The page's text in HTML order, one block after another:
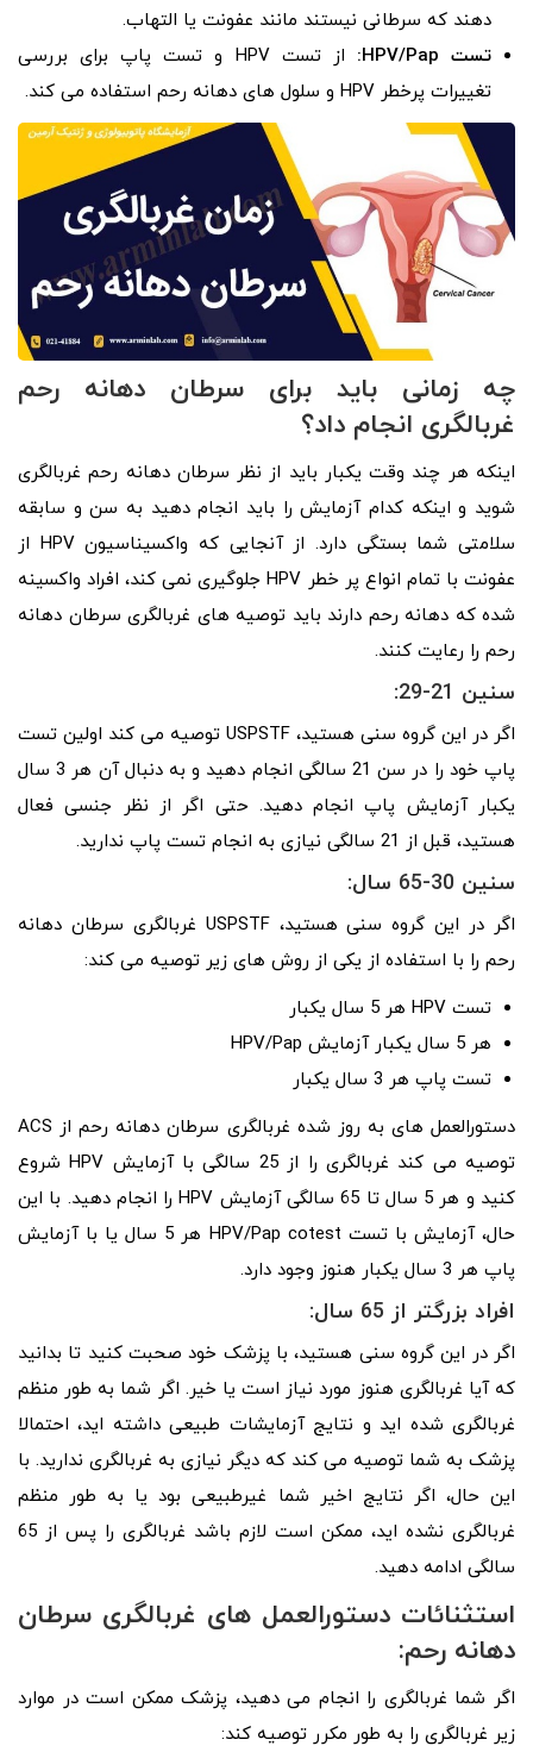
دهند که سرطانی نیستند مانند عفونت یا التهاب.
تست HPV/Pap
:
از تست HPV و تست پاپ برای بررسی
تغییرات پرخطر HPV و سلول های دهانه رحم استفاده می کند.
چه زمانی باید برای سرطان دهانه رحم
غربالگری انجام داد؟
اینکه هر چند وقت یکبار باید از نظر سرطان دهانه رحم غربالگری
شوید و اینکه کدام آزمایش را باید انجام دهید به سن و سابقه
سلامتی شما بستگی دارد. از آنجایی که واکسیناسیون HPV از
عفونت با تمام انواع پر خطر HPV جلوگیری نمی کند، افراد واکسینه
شده که دهانه رحم دارند باید توصیه های غربالگری سرطان دهانه
رحم را رعایت کنند.
سنین 21-29:
اگر در این گروه سنی هستید، USPSTF توصیه می کند اولین تست
پاپ خود را در سن 21 سالگی انجام دهید و به دنبال آن هر 3 سال
یکبار آزمایش پاپ انجام دهید. حتی اگر از نظر جنسی فعال
هستید، قبل از 21 سالگی نیازی به انجام تست پاپ ندارید.
سنین 30-65 سال:
اگر در این گروه سنی هستید، USPSTF غربالگری سرطان دهانه
رحم را با استفاده از یکی از روش های زیر توصیه می کند:
تست HPV هر 5 سال یکبار
هر 5 سال یکبار آزمایش HPV/Pap
تست پاپ هر 3 سال یکبار
دستورالعمل های به روز شده غربالگری سرطان دهانه رحم از ACS
توصیه می کند غربالگری را از 25 سالگی با آزمایش HPV شروع
کنید و هر 5 سال تا 65 سالگی آزمایش HPV را انجام دهید. با این
حال، آزمایش با تست HPV/Pap cotest هر 5 سال یا با آزمایش
پاپ هر 3 سال یکبار هنوز وجود دارد.
افراد بزرگتر از 65 سال:
اگر در این گروه سنی هستید، با پزشک خود صحبت کنید تا بدانید
که آیا غربالگری هنوز مورد نیاز است یا خیر. اگر شما به طور منظم
غربالگری شده اید و نتایج آزمایشات طبیعی داشته اید، احتمالا
پزشک به شما توصیه می کند که دیگر نیازی به غربالگری ندارید. با
این حال، اگر نتایج اخیر شما غیرطبیعی بود یا به طور منظم
غربالگری نشده اید، ممکن است لازم باشد غربالگری را پس از 65
سالگی ادامه دهید.
استثنائات دستورالعمل های غربالگری سرطان
دهانه رحم:
اگر شما غربالگری را انجام می دهید، پزشک ممکن است در موارد
زیر غربالگری را به طور مکرر توصیه کند: